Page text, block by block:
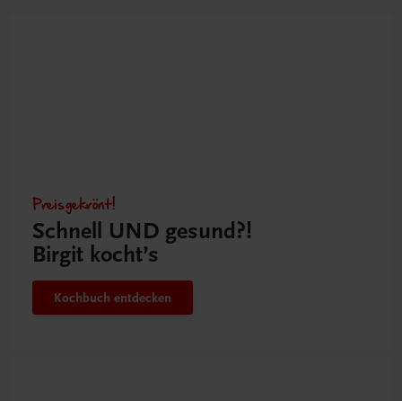
Preisgekrönt!
Schnell UND gesund?!
Birgit kocht’s
Kochbuch entdecken